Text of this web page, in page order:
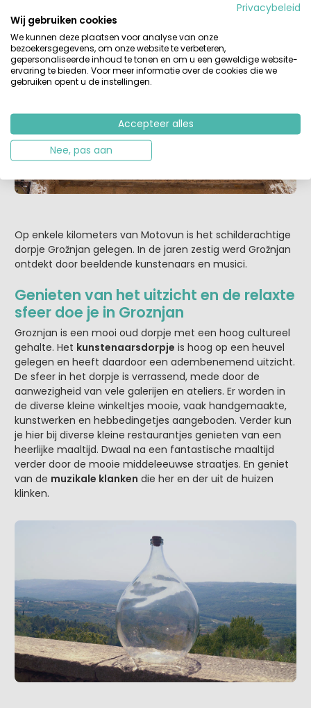
Dat biedt dit kleine dorpje op de heuvel dus allemaal, nog
meer een reden om gezien te worden!
Op enkele kilometers van Motovun is het schilderachtige
dorpje Grožnjan gelegen. In de jaren zestig werd Grožnjan
ontdekt door beeldende kunstenaars en musici.
Genieten van het uitzicht en de relaxte
sfeer doe je in Groznjan
Groznjan is een mooi oud dorpje met een hoog cultureel
gehalte. Het kunstenaarsdorpje is hoog op een heuvel
gelegen en heeft daardoor een adembenemend uitzicht.
De sfeer in het dorpje is verrassend, mede door de
aanwezigheid van vele galerijen en ateliers. Er worden in
de diverse kleine winkeltjes mooie, vaak handgemaakte,
kunstwerken en hebbedingetjes aangeboden. Verder kun
je hier bij diverse kleine restaurantjes genieten van een
heerlijke maaltijd. Dwaal na een fantastische maaltijd
verder door de mooie middeleeuwse straatjes. En geniet
van de muzikale klanken die her en der uit de huizen
klinken.
Privacybeleid
Wij gebruiken cookies
We kunnen deze plaatsen voor analyse van onze
bezoekersgegevens, om onze website te verbeteren,
gepersonaliseerde inhoud te tonen en om u een geweldige website-
ervaring te bieden. Voor meer informatie over de cookies die we
gebruiken opent u de instellingen.
Accepteer alles
Nee, pas aan